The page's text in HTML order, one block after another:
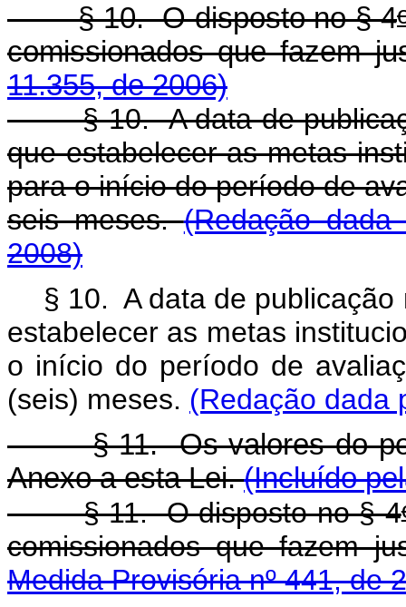
§ 10. O disposto no § 4
comissionados que fazem
11.355, de 2006)
§ 10. A data de
que estabelecer as metas
para o início do período de
seis meses.(Redação
2008)
§ 10. A data de
estabelecer as metas
o início do período de
(seis) meses. (Redação dada
§ 11. Os valores do
Anexo a esta Lei.(Incluído
§ 11. O disposto no § 4
comissionados que fazem
Medida Provisória nº 441, de